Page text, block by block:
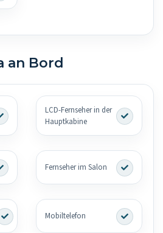
an Bord
LCD-Fernseher in der
Hauptkabine
Fernseher im Salon
Mobiltelefon